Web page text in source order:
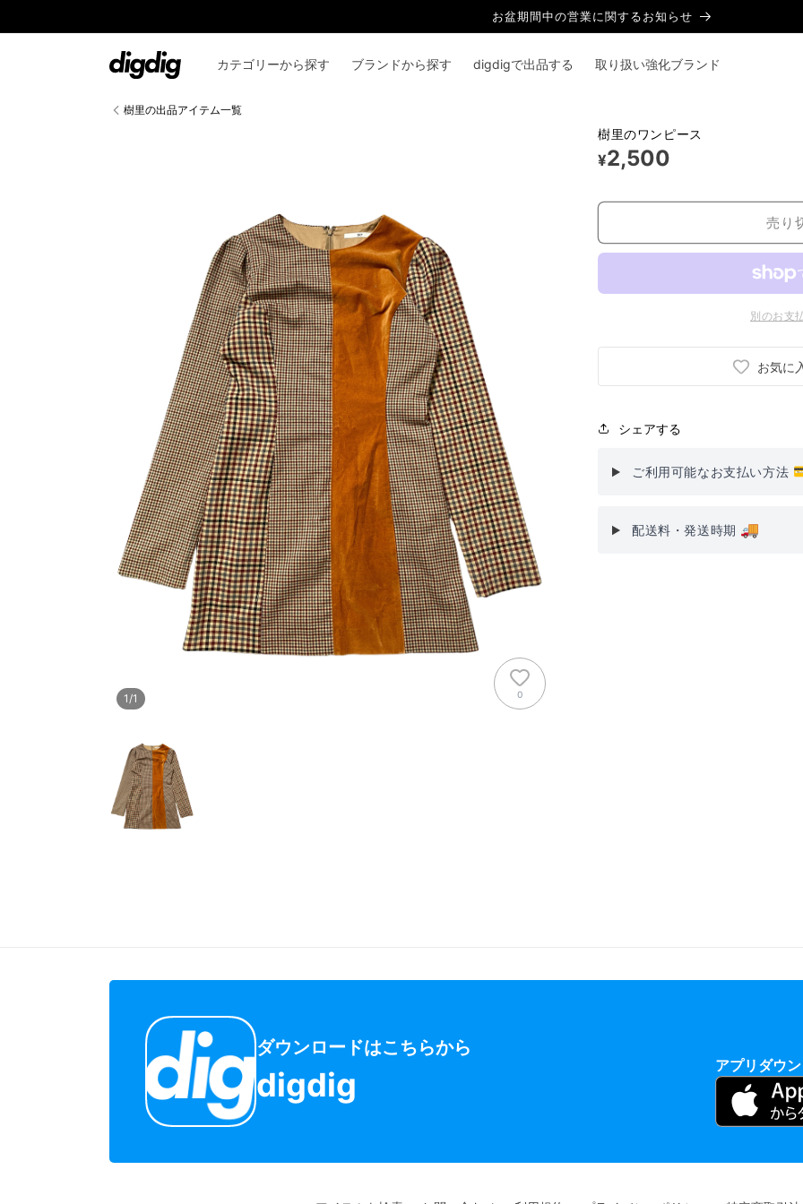
進む
お盆期間中の営業に関するお知らせ
カテゴリーから探す ブランドから探す digdigで出品する 取り扱い強化ブランド
樹里の出品アイテム一覧
1/1 0
樹里のワンピース
¥2,500
売り
別のお支
お気に
シェアする
ご利用可能なお支払い方法
配送料・発送時期 🚚
ダウンロードはこちらから
digdig アプリダウ